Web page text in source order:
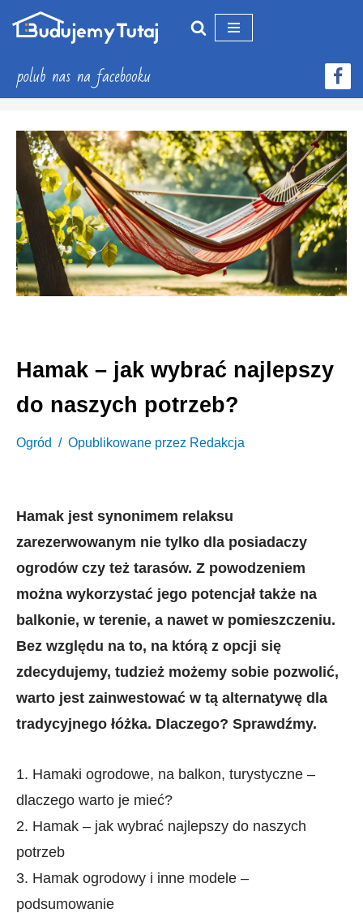
treści
Hamak – jak wybrać najlepszy
do naszych potrzeb?
Ogród Opublikowane przez Redakcja
Hamak jest synonimem relaksu
zarezerwowanym nie tylko dla posiadaczy
ogrodów czy też tarasów. Z powodzeniem
można wykorzystać jego potencjał także na
balkonie, w terenie, a nawet w pomieszczeniu.
Bez względu na to, na którą z opcji się
zdecydujemy, tudzież możemy sobie pozwolić,
warto jest zainwestować w tą alternatywę dla
tradycyjnego łóżka. Dlaczego? Sprawdźmy.
1. Hamaki ogrodowe, na balkon, turystyczne –
dlaczego warto je mieć?
2. Hamak – jak wybrać najlepszy do naszych
potrzeb
3. Hamak ogrodowy i inne modele –
podsumowanie